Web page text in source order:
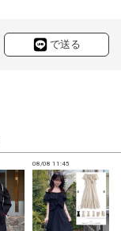
で送る
08/08 11:45